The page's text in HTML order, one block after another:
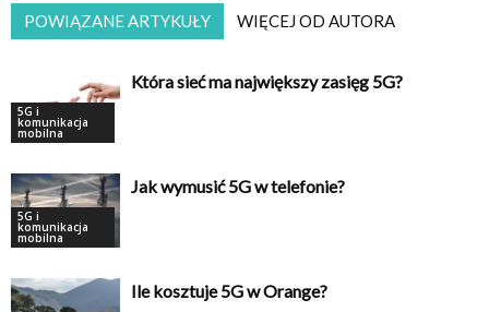
POWIĄZANE ARTYKUŁY WIĘCEJ OD AUTORA
5G i
komunikacja
mobilna
Która sieć ma największy zasięg 5G?
5G i
komunikacja
mobilna
Jak wymusić 5G w telefonie?
Ile kosztuje 5G w Orange?